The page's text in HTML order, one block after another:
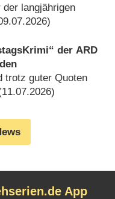
der langjährigen
der ARD
trotz guter Quoten
App